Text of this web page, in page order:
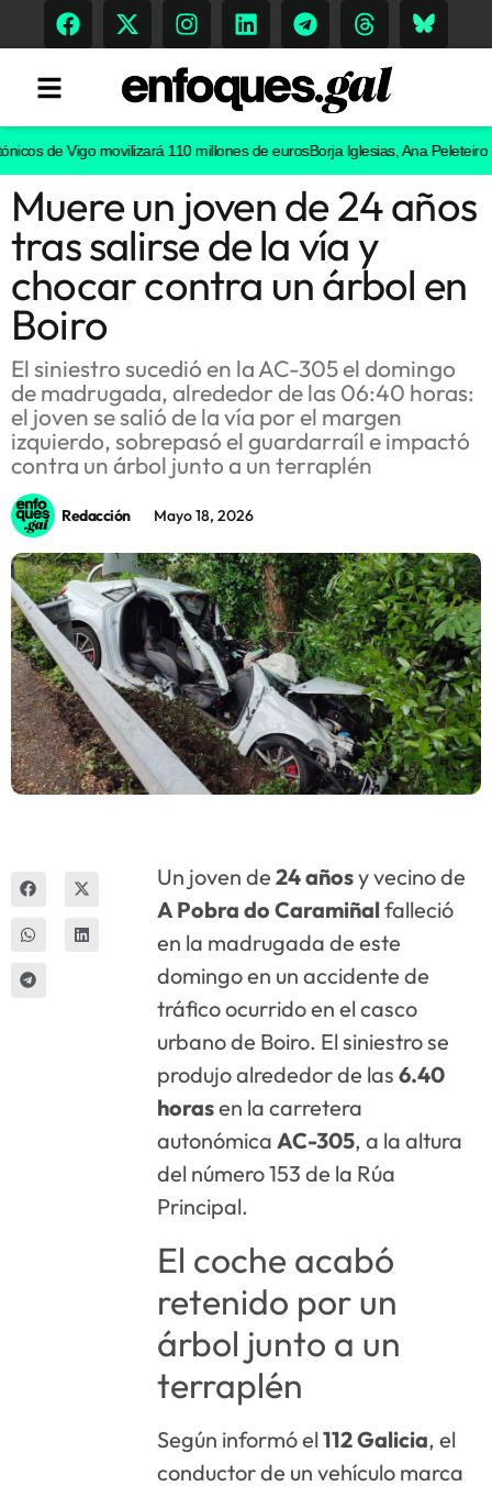
Tendencias
Memoria Histórica
Gastronomía
Escenarios
Sostenibilidad
Innova
de Vigo movilizará 110 millones de eurosBorja Iglesias, Ana Peleteiro o
Muere un joven de 24 años
tras salirse de la vía y
chocar contra un árbol en
Boiro
El siniestro sucedió en la AC-305 el domingo
de madrugada, alrededor de las 06:40 horas:
el joven se salió de la vía por el margen
izquierdo, sobrepasó el guardarraíl e impactó
contra un árbol junto a un terraplén
Redacción Mayo 18, 2026
Un joven de24 añosy vecino de
A Pobra do Caramiñalfalleció
en la madrugada de este
domingo en un accidente de
tráfico ocurrido en el casco
urbano de Boiro. El siniestro se
produjo alrededor de las6.40
horasen la carretera
autonómicaAC-305, a la altura
del número 153 de la Rúa
Principal.
El coche acabó
retenido por un
árbol junto a un
terraplén
Según informó el112 Galicia, el
conductor de un vehículo marca